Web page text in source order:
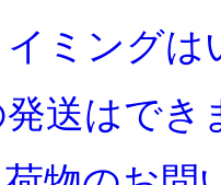
ミングは
送はでき